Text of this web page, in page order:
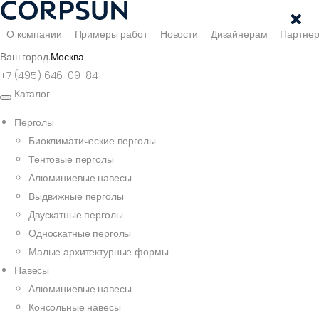
О компании Примеры работ Новости Дизайнерам
Ваш город:Москва
+7 (495) 646-09-84
Каталог
Перголы
Биоклиматические перголы
Тентовые перголы
Алюминиевые навесы
Выдвижные перголы
Двускатные перголы
Односкатные перголы
Малые архитектурные формы
Навесы
Алюминиевые навесы
Консольные навесы